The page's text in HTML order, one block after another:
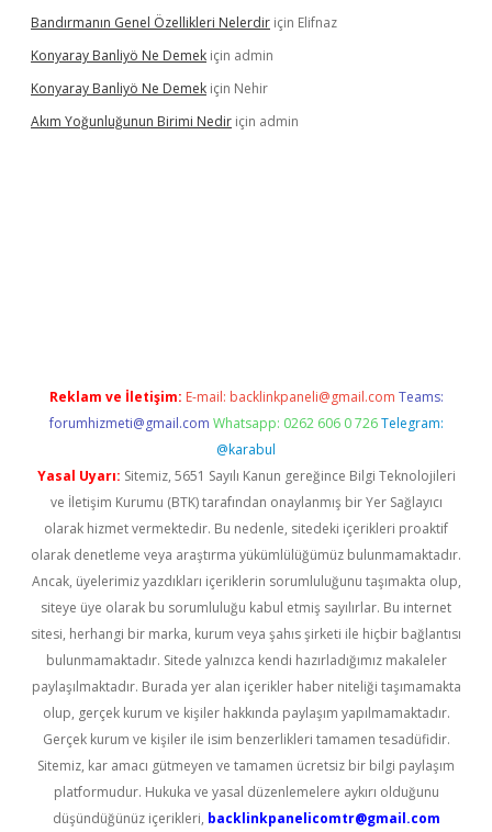
Bandırmanın Genel Özellikleri Nelerdir için Elifnaz
Konyaray Banliyö Ne Demek için admin
Konyaray Banliyö Ne Demek için Nehir
Akım Yoğunluğunun Birimi Nedir için admin
Reklam ve İletişim: E-mail: backlinkpaneli@gmail.com Teams:
forumhizmeti@gmail.com Whatsapp: 0262 606 0 726 Telegram:
@karabul
Yasal Uyarı: Sitemiz, 5651 Sayılı Kanun gereğince Bilgi Teknolojileri
ve İletişim Kurumu (BTK) tarafından onaylanmış bir Yer Sağlayıcı
olarak hizmet vermektedir. Bu nedenle, sitedeki içerikleri proaktif
olarak denetleme veya araştırma yükümlülüğümüz bulunmamaktadır.
Ancak, üyelerimiz yazdıkları içeriklerin sorumluluğunu taşımakta olup,
siteye üye olarak bu sorumluluğu kabul etmiş sayılırlar. Bu internet
sitesi, herhangi bir marka, kurum veya şahıs şirketi ile hiçbir bağlantısı
bulunmamaktadır. Sitede yalnızca kendi hazırladığımız makaleler
paylaşılmaktadır. Burada yer alan içerikler haber niteliği taşımamakta
olup, gerçek kurum ve kişiler hakkında paylaşım yapılmamaktadır.
Gerçek kurum ve kişiler ile isim benzerlikleri tamamen tesadüfidir.
Sitemiz, kar amacı gütmeyen ve tamamen ücretsiz bir bilgi paylaşım
platformudur. Hukuka ve yasal düzenlemelere aykırı olduğunu
düşündüğünüz içerikleri, backlinkpanelicomtr@gmail.com